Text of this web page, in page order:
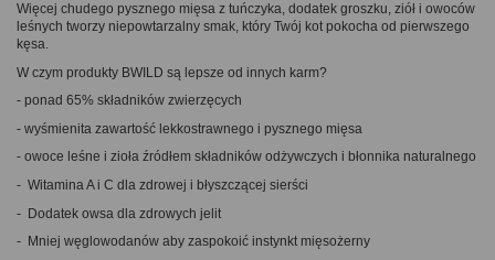
Więcej chudego pysznego mięsa z tuńczyka, dodatek groszku, ziół i owoców
leśnych tworzy niepowtarzalny smak, który Twój kot pokocha od pierwszego
kęsa.
W czym produkty BWILD są lepsze od innych karm?
- ponad 65% składników zwierzęcych
- wyśmienita zawartość lekkostrawnego i pysznego mięsa
- owoce leśne i zioła źródłem składników odżywczych i błonnika naturalnego
- Witamina A i C dla zdrowej i błyszczącej sierści
- Dodatek owsa dla zdrowych jelit
- Mniej węglowodanów aby zaspokoić instynkt mięsożerny